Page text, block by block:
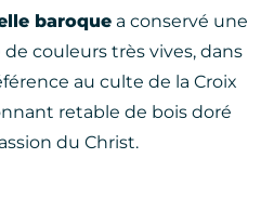
baroque a conservé une
de couleurs très vives, dans
au culte de la Croix
retable de bois doré
du Christ.